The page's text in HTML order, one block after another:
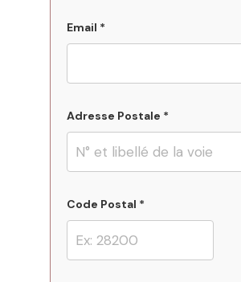
Email *
Adresse Postale *
Code Postal *